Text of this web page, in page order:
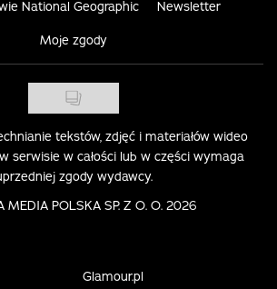
National Geographic Newsletter
Moje zgody
tekstów, zdjęć i materiałów wideo
serwisie w całości lub w części wymaga
zgody wydawcy.
MEDIA POLSKA SP. Z O. O. 2026
Glamour.pl